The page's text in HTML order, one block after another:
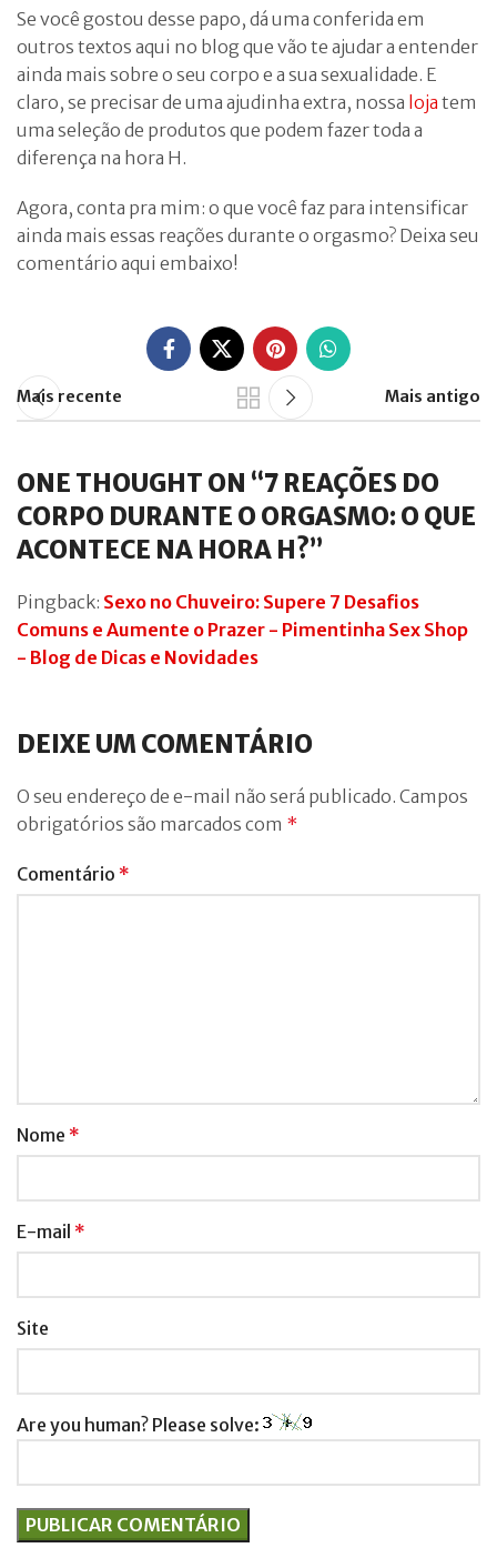
Se você gostou desse papo, dá uma conferida em
outros textos aqui no blog que vão te ajudar a entender
ainda mais sobre o seu corpo e a sua sexualidade. E
claro, se precisar de uma ajudinha extra, nossa loja tem
uma seleção de produtos que podem fazer toda a
diferença na hora H.
Agora, conta pra mim: o que você faz para intensificar
ainda mais essas reações durante o orgasmo? Deixa seu
comentário aqui embaixo!
Mais recente Mais antigo
ONE THOUGHT ON “7 REAÇÕES DO
CORPO DURANTE O ORGASMO: O QUE
ACONTECE NA HORA H?”
Pingback: Sexo no Chuveiro: Supere 7 Desafios
Comuns e Aumente o Prazer - Pimentinha Sex Shop
- Blog de Dicas e Novidades
DEIXE UM COMENTÁRIO
O seu endereço de e-mail não será publicado. Campos
obrigatórios são marcados com *
Comentário *
Nome *
E-mail *
Site
Are you human? Please solve: